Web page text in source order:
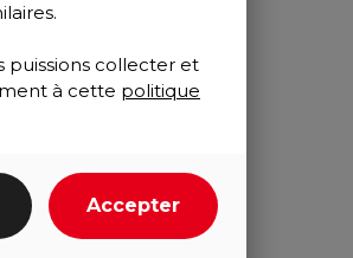
puissions collecter et
à cette politique
Accepter